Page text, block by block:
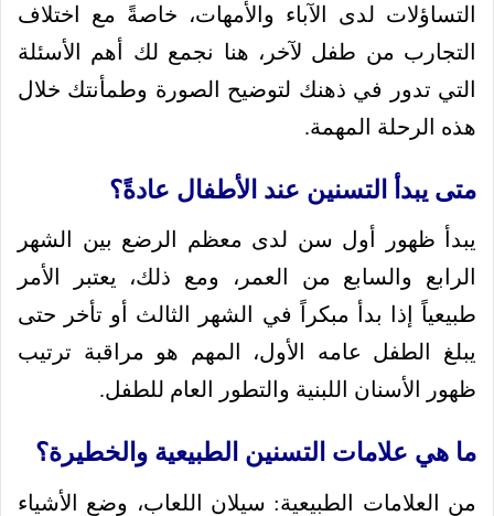
التساؤلات لدى الآباء والأمهات، خاصةً مع اختلاف
التجارب من طفل لآخر، هنا نجمع لك أهم الأسئلة
التي تدور في ذهنك لتوضيح الصورة وطمأنتك خلال
هذه الرحلة المهمة.
متى يبدأ التسنين عند الأطفال عادةً؟
يبدأ ظهور أول سن لدى معظم الرضع بين الشهر
الرابع والسابع من العمر، ومع ذلك، يعتبر الأمر
طبيعياً إذا بدأ مبكراً في الشهر الثالث أو تأخر حتى
يبلغ الطفل عامه الأول، المهم هو مراقبة ترتيب
ظهور الأسنان اللبنية والتطور العام للطفل.
ما هي علامات التسنين الطبيعية والخطيرة؟
من العلامات الطبيعية: سيلان اللعاب، وضع الأشياء